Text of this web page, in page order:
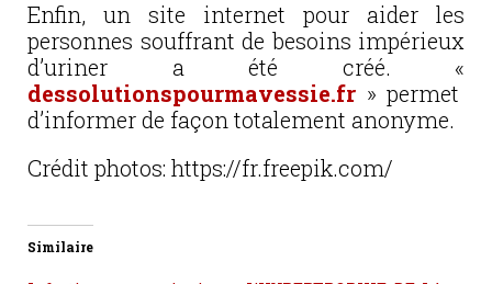
Enfin, un site internet pour aider les
personnes souffrant de besoins impérieux
d’uriner a été créé. «
dessolutionspourmavessie.fr » permet
d’informer de façon totalement anonyme.
Crédit photos: https://fr.freepik.com/
Similaire